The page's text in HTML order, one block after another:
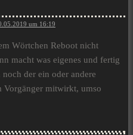
um 16:19
Wörtchen Reboot nicht
macht was eigenes und fertig
der ein oder andere
Vorgänger mitwirkt, umso